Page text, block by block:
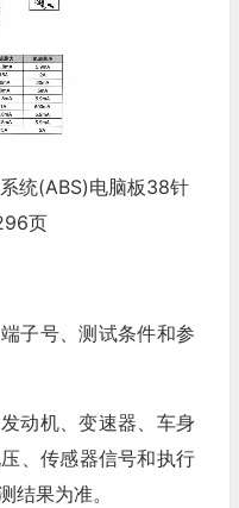
统(ABS)电脑板38针
页
子号、测试条件和参
动机、变速器、车身
、传感器信号和执行
结果为准。